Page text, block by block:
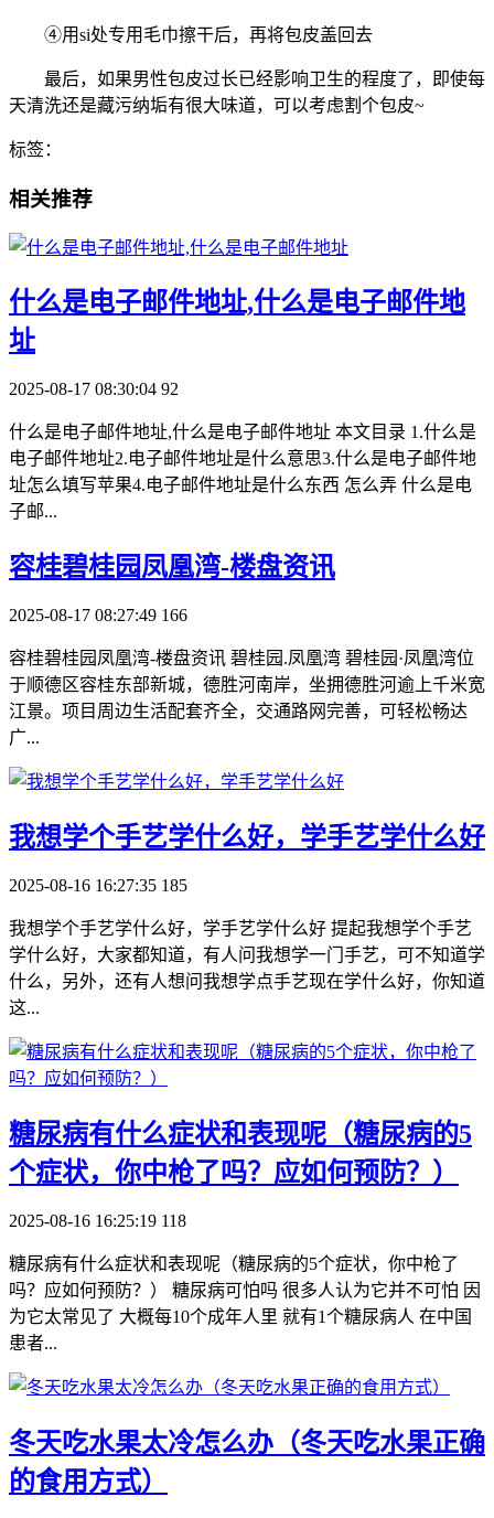
④用si处专用毛巾擦干后，再将包皮盖回去
最后，如果男性包皮过长已经影响卫生的程度了，即使每
天清洗还是藏污纳垢有很大味道，可以考虑割个包皮~
标签：
相关推荐
​什么是电子邮件地址,什么是电子邮件地
址
2025-08-17 08:30:04 92
什么是电子邮件地址,什么是电子邮件地址 本文目录 1.什么是
电子邮件地址2.电子邮件地址是什么意思3.什么是电子邮件地
址怎么填写苹果4.电子邮件地址是什么东西 怎么弄 什么是电
子邮...
​容桂碧桂园凤凰湾-楼盘资讯
2025-08-17 08:27:49 166
容桂碧桂园凤凰湾-楼盘资讯 碧桂园.凤凰湾 碧桂园·凤凰湾位
于顺德区容桂东部新城，德胜河南岸，坐拥德胜河逾上千米宽
江景。项目周边生活配套齐全，交通路网完善，可轻松畅达
广...
​我想学个手艺学什么好，学手艺学什么好
2025-08-16 16:27:35 185
我想学个手艺学什么好，学手艺学什么好 提起我想学个手艺
学什么好，大家都知道，有人问我想学一门手艺，可不知道学
什么，另外，还有人想问我想学点手艺现在学什么好，你知道
这...
​糖尿病有什么症状和表现呢（糖尿病的5
个症状，你中枪了吗？应如何预防？）
2025-08-16 16:25:19 118
糖尿病有什么症状和表现呢（糖尿病的5个症状，你中枪了
吗？应如何预防？） 糖尿病可怕吗 很多人认为它并不可怕 因
为它太常见了 大概每10个成年人里 就有1个糖尿病人 在中国
患者...
​冬天吃水果太冷怎么办（冬天吃水果正确
的食用方式）